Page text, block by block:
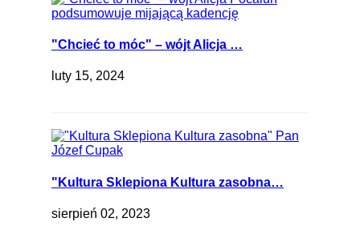
"Chcieć to móc" – wójt Alicja …
luty 15, 2024
"Kultura Sklepiona Kultura zasobna…
sierpień 02, 2023